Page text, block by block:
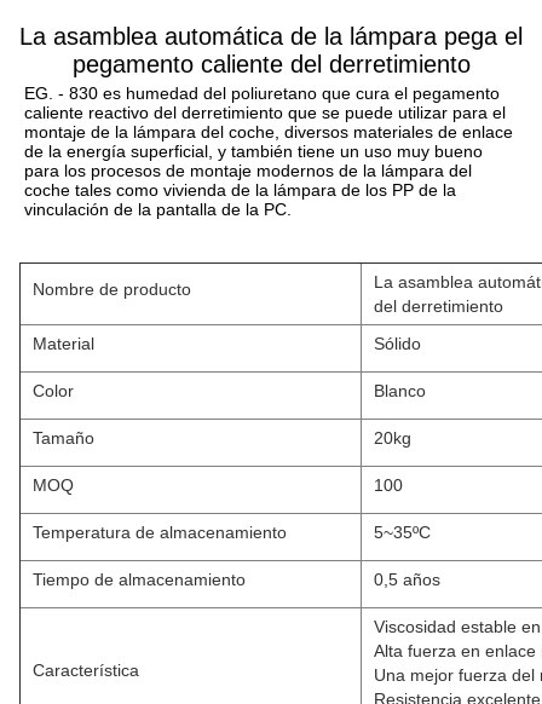
La asamblea automática de la lámpara pega el
pegamento caliente del derretimiento
EG. - 830 es humedad del poliuretano que cura el pegamento
caliente reactivo del derretimiento que se puede utilizar para el
montaje de la lámpara del coche, diversos materiales de enlace
de la energía superficial, y también tiene un uso muy bueno
para los procesos de montaje modernos de la lámpara del
coche tales como vivienda de la lámpara de los PP de la
vinculación de la pantalla de la PC.
Nombre de producto
La asamblea
del derretimiento
Material
Sólido
Color Blanco
Tamaño 20kg
MOQ 100
Temperatura de almacenamiento 5~35ºC
Tiempo de almacenamiento 0,5 años
Característica
Viscosidad estable
Alta fuerza en
Una mejor fuerza del
Resistencia